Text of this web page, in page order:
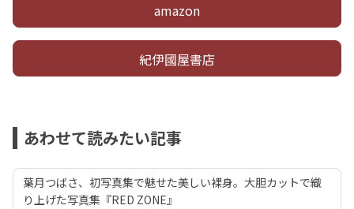
amazon
紀伊國屋書店
あわせて読みたい記事
葉月つばさ、初写真集で魅せた美しい裸身。大胆カットで織
り上げた写真集『RED ZONE』